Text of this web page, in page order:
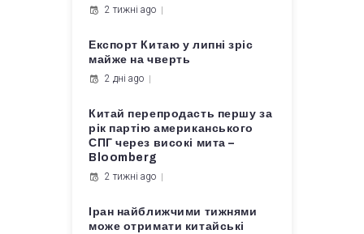
2 тижні ago
Експорт Китаю у липні зріс
майже на чверть
2 дні ago
Китай перепродасть першу за
рік партію американського
СПГ через високі мита –
Bloomberg
2 тижні ago
Іран найближчими тижнями
може отримати китайські